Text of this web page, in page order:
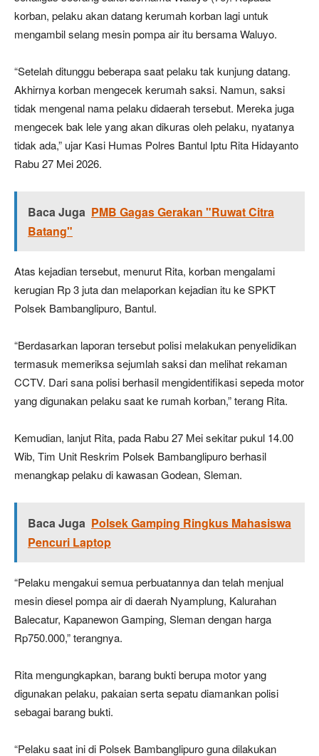
korban, pelaku akan datang kerumah korban lagi untuk
mengambil selang mesin pompa air itu bersama Waluyo.
“Setelah ditunggu beberapa saat pelaku tak kunjung datang.
Akhirnya korban mengecek kerumah saksi. Namun, saksi
tidak mengenal nama pelaku didaerah tersebut. Mereka juga
mengecek bak lele yang akan dikuras oleh pelaku, nyatanya
tidak ada,” ujar Kasi Humas Polres Bantul Iptu Rita Hidayanto
Rabu 27 Mei 2026.
Baca Juga PMB Gagas Gerakan "Ruwat Citra
Batang"
Atas kejadian tersebut, menurut Rita, korban mengalami
kerugian Rp 3 juta dan melaporkan kejadian itu ke SPKT
Polsek Bambanglipuro, Bantul.
“Berdasarkan laporan tersebut polisi melakukan penyelidikan
termasuk memeriksa sejumlah saksi dan melihat rekaman
CCTV. Dari sana polisi berhasil mengidentifikasi sepeda motor
yang digunakan pelaku saat ke rumah korban,” terang Rita.
Kemudian, lanjut Rita, pada Rabu 27 Mei sekitar pukul 14.00
Wib, Tim Unit Reskrim Polsek Bambanglipuro berhasil
menangkap pelaku di kawasan Godean, Sleman.
Baca Juga Polsek Gamping Ringkus Mahasiswa
Pencuri Laptop
“Pelaku mengakui semua perbuatannya dan telah menjual
mesin diesel pompa air di daerah Nyamplung, Kalurahan
Balecatur, Kapanewon Gamping, Sleman dengan harga
Rp750.000,” terangnya.
Rita mengungkapkan, barang bukti berupa motor yang
digunakan pelaku, pakaian serta sepatu diamankan polisi
sebagai barang bukti.
“Pelaku saat ini di Polsek Bambanglipuro guna dilakukan